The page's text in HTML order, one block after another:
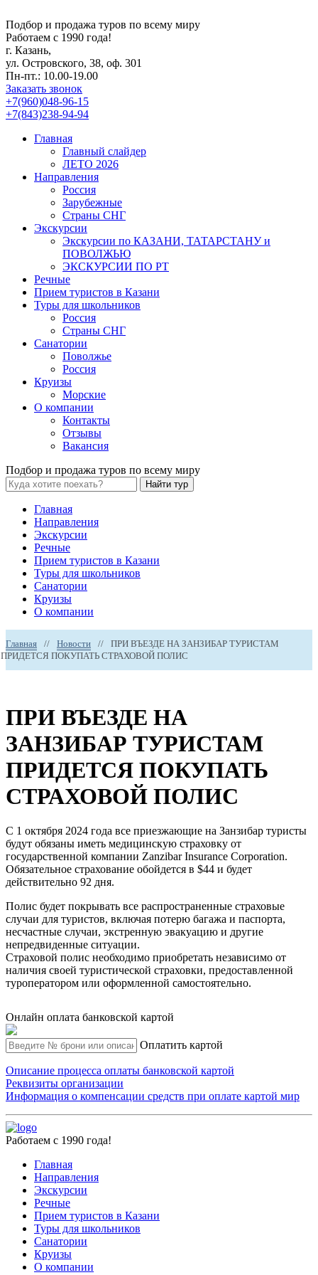
Подбор и продажа туров по всему миру
Работаем с 1990 года!
г. Казань,
ул. Островского, 38, оф. 301
Пн-пт.: 10.00-19.00
Заказать звонок
+7(960)048-96-15
+7(843)238-94-94
Главная
Главный слайдер
ЛЕТО 2026
Направления
Россия
Зарубежные
Страны СНГ
Экскурсии
Экскурсии по КАЗАНИ, ТАТАРСТАНУ и
ПОВОЛЖЬЮ
ЭКСКУРСИИ ПО РТ
Речные
Прием туристов в Казани
Туры для школьников
Россия
Страны СНГ
Санатории
Поволжье
Россия
Круизы
Морские
О компании
Контакты
Отзывы
Вакансия
Подбор и продажа туров по всему миру
Найти тур
Главная
Направления
Экскурсии
Речные
Прием туристов в Казани
Туры для школьников
Санатории
Круизы
О компании
Главная // Новости //
ПРИ ВЪЕЗДЕ НА ЗАНЗИБАР ТУРИСТАМ
ПРИДЕТСЯ ПОКУПАТЬ СТРАХОВОЙ ПОЛИС
ПРИ ВЪЕЗДЕ НА
ЗАНЗИБАР ТУРИСТАМ
ПРИДЕТСЯ ПОКУПАТЬ
СТРАХОВОЙ ПОЛИС
С 1 октября 2024 года все приезжающие на Занзибар туристы
будут обязаны иметь медицинскую страховку от
государственной компании Zanzibar Insurance Corporation.
Обязательное страхование обойдется в $44 и будет
действительно 92 дня.
Полис будет покрывать все распространенные страховые
случаи для туристов, включая потерю багажа и паспорта,
несчастные случаи, экстренную эвакуацию и другие
непредвиденные ситуации.
Страховой полис необходимо приобретать независимо от
наличия своей туристической страховки, предоставленной
туроператором или оформленной самостоятельно.
Онлайн оплата банковской картой
Оплатить картой
Описание процесса оплаты банковской картой
Реквизиты организации
Информация о компенсации средств при оплате картой мир
Работаем с 1990 года!
Главная
Направления
Экскурсии
Речные
Прием туристов в Казани
Туры для школьников
Санатории
Круизы
О компании